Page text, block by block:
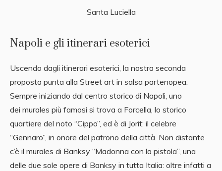
Santa Luciella
Napoli e gli itinerari esoterici
Uscendo dagli itinerari esoterici, la nostra seconda
proposta punta alla Street art in salsa partenopea.
Sempre iniziando dal centro storico di Napoli, uno
dei murales più famosi si trova a Forcella, lo storico
quartiere del noto “Cippo”, ed è di Jorit: il celebre
“Gennaro”, in onore del patrono della città. Non distante
c’è il murales di Banksy “Madonna con la pistola”, una
delle due sole opere di Banksy in tutta Italia: oltre infatti a